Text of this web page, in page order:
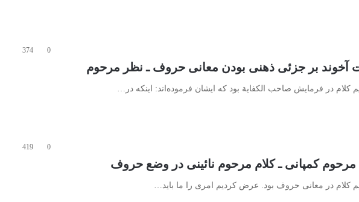
0
374
کلام در فرمایش صاحب الکفایة بود که ایشان فرموده‌اند: اینکه در…
0
419
کلام در معانی حروف بود. عرض کردیم امری را ما باید…